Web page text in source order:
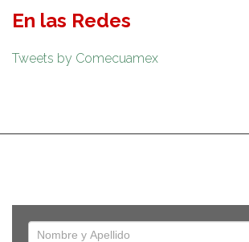
En las Redes
Tweets by Comecuamex